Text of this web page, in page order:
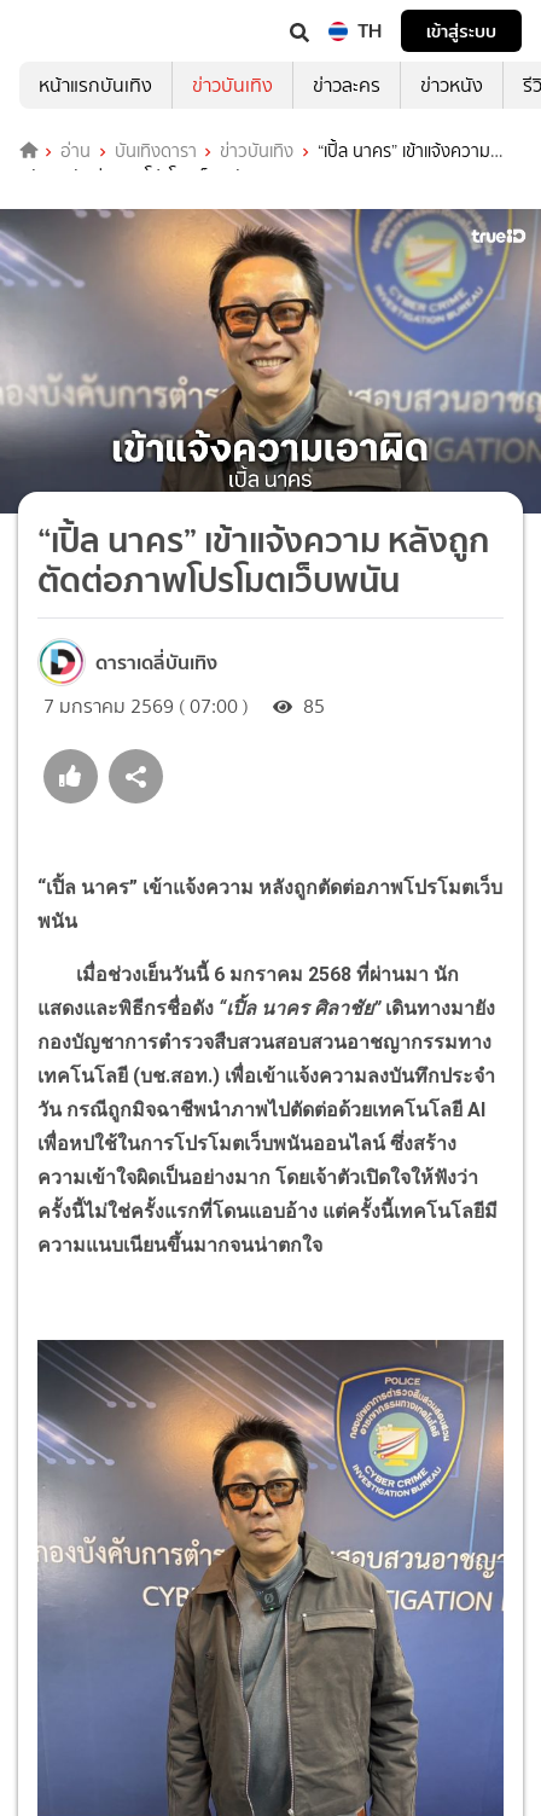
TH
เข้าสู่ระบบ
หน้าแรกบันเทิง
ข่าวบันเทิง ข่าวละคร ข่าวหนัง รี
อ่าน บันเทิงดารา ข่าวบันเทิง
“เปิ้ล นาคร” เข้าแจ้งความ
หลังถูกตัดต่อภาพโปรโมตเว็บพนัน
“เปิ้ล นาคร” เข้าแจ้งความ หลังถูก
ตัดต่อภาพโปรโมตเว็บพนัน
ดาราเดลี่บันเทิง
7 มกราคม 2569 ( 07:00 ) 85
“เปิ้ล นาคร” เข้าแจ้งความ หลังถูกตัดต่อภาพโปรโมตเว็บ
พนัน
เมื่อช่วงเย็นวันนี้ 6 มกราคม 2568 ที่ผ่านมา นัก
แสดงและพิธีกรชื่อดัง “เปิ้ล นาคร ศิลาชัย” เดินทางมายัง
กองบัญชาการตำรวจสืบสวนสอบสวนอาชญากรรมทาง
เทคโนโลยี (บช.สอท.) เพื่อเข้าแจ้งความลงบันทึกประจำ
วัน กรณีถูกมิจฉาชีพนำภาพไปตัดต่อด้วยเทคโนโลยี AI
เพื่อหปใช้ในการโปรโมตเว็บพนันออนไลน์ ซึ่งสร้าง
ความเข้าใจผิดเป็นอย่างมาก โดยเจ้าตัวเปิดใจให้ฟังว่า
ครั้งนี้ไม่ใช่ครั้งแรกที่โดนแอบอ้าง แต่ครั้งนี้เทคโนโลยีมี
ความแนบเนียนขึ้นมากจนน่าตกใจ